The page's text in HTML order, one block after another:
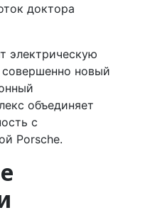
доктора
электрическую
совершенно новый
объединяет
с
Porsche.